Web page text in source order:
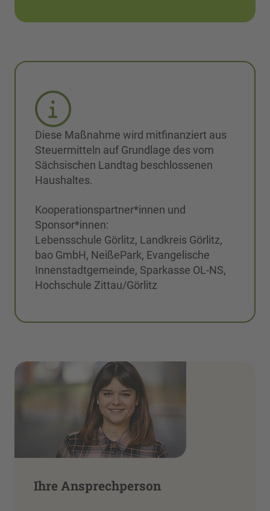
Diese Maßnahme wird mitfinanziert aus
Steuermitteln auf Grundlage des vom
Sächsischen Landtag beschlossenen
Haushaltes.
Kooperationspartner*innen und
Sponsor*innen:
Lebensschule Görlitz, Landkreis Görlitz,
bao GmbH, NeißePark, Evangelische
Innenstadtgemeinde, Sparkasse OL-NS,
Hochschule Zittau/Görlitz
Ihre Ansprechperson